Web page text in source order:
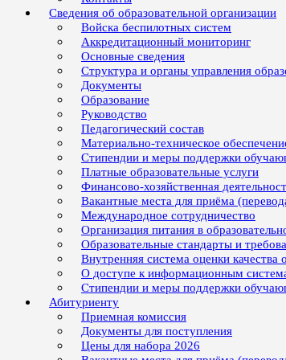
Сведения об образовательной организации
Войска беспилотных систем
Аккредитационный мониторинг
Основные сведения
Структура и органы управления
Документы
Образование
Руководство
Педагогический состав
Материально-техническое
Стипендии и меры поддержки
Платные образовательные услуги
Финансово-хозяйственная
Вакантные места для приёма
Международное сотрудничество
Организация питания в
Образовательные стандарты и
Внутренняя система оценки качества
О доступе к информационным
Стипендии и меры поддержки
Абитуриенту
Приемная комиссия
Документы для поступления
Цены для набора 2026